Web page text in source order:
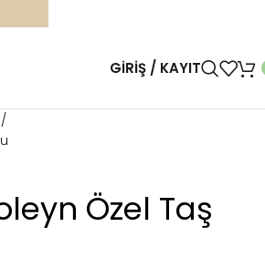
GIRIŞ / KAYIT
Özel Taş